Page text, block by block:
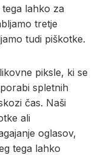
lahko za
tretje
tudi piškotke.
piksle, ki se
spletnih
čas. Naši
ali
oglasov,
tega lahko